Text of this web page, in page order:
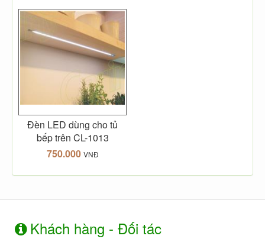
Đèn LED dùng cho tủ
bếp trên CL-1013
750.000 VNĐ
Khách hàng - Đối tác